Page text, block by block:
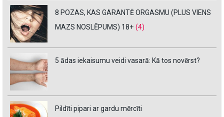
8 POZAS, KAS GARANTĒ ORGASMU (PLUS VIENS
MAZS NOSLĒPUMS) 18+ (4)
5 ādas iekaisumu veidi vasarā: Kā tos novērst?
Pildīti pipari ar gardu mērcīti